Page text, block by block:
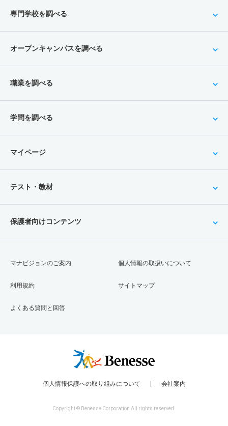
専門学校を調べる
オープンキャンパスを調べる
職業を調べる
学問を調べる
マイページ
テスト・教材
保護者向けコンテンツ
マナビジョンのご案内
利用規約
よくある質問と回答
個人情報の取扱いについて
サイトマップ
個人情報保護への取り組みについて 会社案内
Copyright © Benesse Corporation All rights reserved.